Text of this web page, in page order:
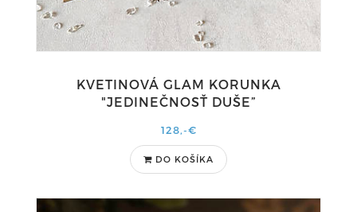
KVETINOVÁ GLAM KORUNKA
"JEDINEČNOSŤ DUŠE”
128,-€
DO KOŠÍKA